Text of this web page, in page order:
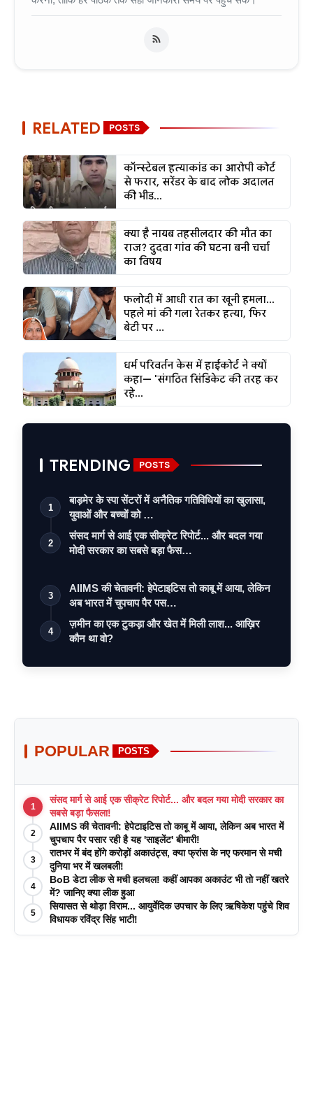
RELATED POSTS
कॉन्स्टेबल हत्याकांड का आरोपी कोर्ट
से फरार, सरेंडर के बाद लोक अदालत
की भीड...
क्या है नायब तहसीलदार की मौत का
राज? दुदवा गांव की घटना बनी चर्चा
का विषय
फलोदी में आधी रात का खूनी हमला...
पहले मां की गला रेतकर हत्या, फिर
बेटी पर ...
धर्म परिवर्तन केस में हाईकोर्ट ने क्यों
कहा— 'संगठित सिंडिकेट की तरह कर
रहे...
TRENDING POSTS
1
बाड़मेर के स्पा सेंटरों में अनैतिक गतिविधियों का खुलासा,
युवाओं और बच्चों को …
2
संसद मार्ग से आई एक सीक्रेट रिपोर्ट... और बदल गया
मोदी सरकार का सबसे बड़ा फैस…
3
AIIMS की चेतावनी: हेपेटाइटिस तो काबू में आया, लेकिन
अब भारत में चुपचाप पैर पस…
4
ज़मीन का एक टुकड़ा और खेत में मिली लाश... आख़िर
कौन था वो?
POPULAR POSTS
1
संसद मार्ग से आई एक सीक्रेट रिपोर्ट... और बदल गया मोदी सरकार का
सबसे बड़ा फैसला!
2
AIIMS की चेतावनी: हेपेटाइटिस तो काबू में आया, लेकिन अब भारत में
चुपचाप पैर पसार रही है यह 'साइलेंट' बीमारी!
3
रातभर में बंद होंगे करोड़ों अकाउंट्स, क्या फ्रांस के नए फरमान से मची
दुनिया भर में खलबली!
4
BoB डेटा लीक से मची हलचल! कहीं आपका अकाउंट भी तो नहीं खतरे
में? जानिए क्या लीक हुआ
5
सियासत से थोड़ा विराम... आयुर्वेदिक उपचार के लिए ऋषिकेश पहुंचे शिव
विधायक रविंद्र सिंह भाटी!